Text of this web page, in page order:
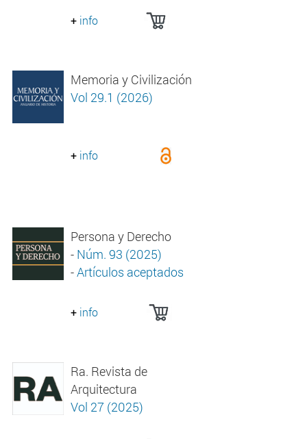
+ info
Memoria y Civilización
Vol 29.1 (2026)
+ info
Persona y Derecho
- Núm. 93 (2025)
-Artículos aceptados
+ info
Ra. Revista de
Arquitectura
Vol 27 (2025)